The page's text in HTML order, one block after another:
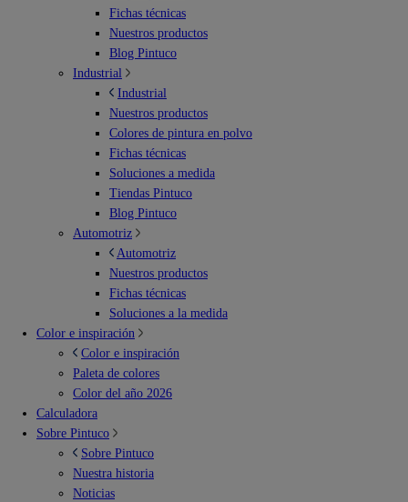
Fichas técnicas
Nuestros productos
Blog Pintuco
Industrial
Industrial
Nuestros productos
Colores de pintura en polvo
Fichas técnicas
Soluciones a medida
Tiendas Pintuco
Blog Pintuco
Automotriz
Automotriz
Nuestros productos
Fichas técnicas
Soluciones a la medida
Color e inspiración
Color e inspiración
Paleta de colores
Color del año 2026
Calculadora
Sobre Pintuco
Sobre Pintuco
Nuestra historia
Noticias